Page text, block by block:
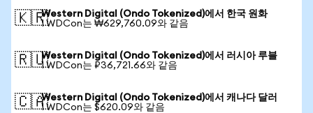
🇰🇷Western Digital (Ondo Tokenized)에서 한국 원화
1 WDCon는 ₩629,760.09와 같음
🇷🇺Western Digital (Ondo Tokenized)에서 러시아 루블
1 WDCon는 ₽36,721.66와 같음
🇨🇦Western Digital (Ondo Tokenized)에서 캐나다 달러
1 WDCon는 $620.09와 같음